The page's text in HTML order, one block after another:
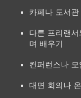
카페나 도서
다른 프리랜
며 배우기
컨퍼런스나
대면 회의나